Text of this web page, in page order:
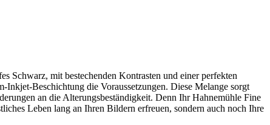
Schwarz, mit bestechenden Kontrasten und einer perfekten
Beschichtung die Voraussetzungen. Diese Melange sorgt
an die Alterungsbeständigkeit. Denn Ihr Hahnemühle Fine
Leben lang an Ihren Bildern erfreuen, sondern auch noch Ihre